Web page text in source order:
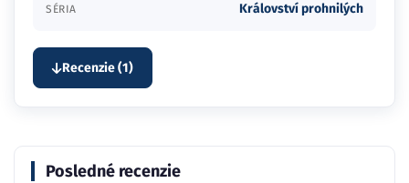
SÉRIA Království prohnilých
Recenzie (1)
Posledné recenzie